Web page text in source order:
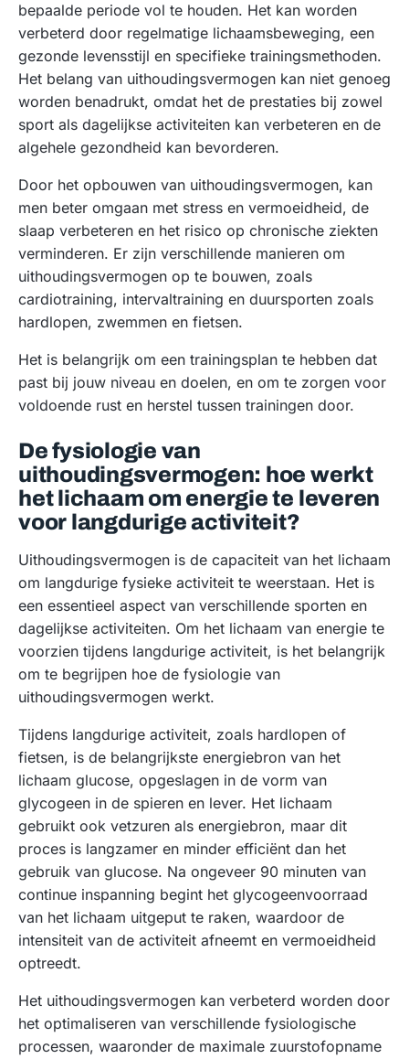
bepaalde periode vol te houden. Het kan worden
verbeterd door regelmatige lichaamsbeweging, een
gezonde levensstijl en specifieke trainingsmethoden.
Het belang van uithoudingsvermogen kan niet genoeg
worden benadrukt, omdat het de prestaties bij zowel
sport als dagelijkse activiteiten kan verbeteren en de
algehele gezondheid kan bevorderen.
Door het opbouwen van uithoudingsvermogen, kan
men beter omgaan met stress en vermoeidheid, de
slaap verbeteren en het risico op chronische ziekten
verminderen. Er zijn verschillende manieren om
uithoudingsvermogen op te bouwen, zoals
cardiotraining, intervaltraining en duursporten zoals
hardlopen, zwemmen en fietsen.
Het is belangrijk om een trainingsplan te hebben dat
past bij jouw niveau en doelen, en om te zorgen voor
voldoende rust en herstel tussen trainingen door.
De fysiologie van
uithoudingsvermogen: hoe werkt
het lichaam om energie te leveren
voor langdurige activiteit?
Uithoudingsvermogen is de capaciteit van het lichaam
om langdurige fysieke activiteit te weerstaan. Het is
een essentieel aspect van verschillende sporten en
dagelijkse activiteiten. Om het lichaam van energie te
voorzien tijdens langdurige activiteit, is het belangrijk
om te begrijpen hoe de fysiologie van
uithoudingsvermogen werkt.
Tijdens langdurige activiteit, zoals hardlopen of
fietsen, is de belangrijkste energiebron van het
lichaam glucose, opgeslagen in de vorm van
glycogeen in de spieren en lever. Het lichaam
gebruikt ook vetzuren als energiebron, maar dit
proces is langzamer en minder efficiënt dan het
gebruik van glucose. Na ongeveer 90 minuten van
continue inspanning begint het glycogeenvoorraad
van het lichaam uitgeput te raken, waardoor de
intensiteit van de activiteit afneemt en vermoeidheid
optreedt.
Het uithoudingsvermogen kan verbeterd worden door
het optimaliseren van verschillende fysiologische
processen, waaronder de maximale zuurstofopname